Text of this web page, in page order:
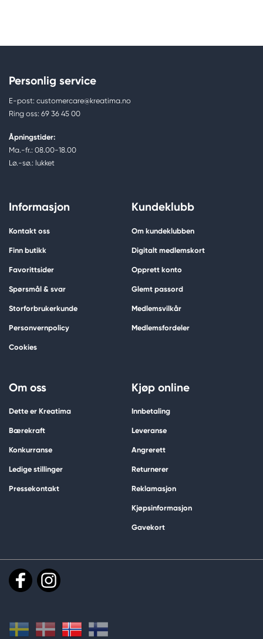
Personlig service
E-post: customercare@kreatima.no
Ring oss: 69 36 45 00
Åpningstider:
Ma.-fr.: 08.00-18.00
Lø.-sø.: lukket
Informasjon
Kontakt oss
Finn butikk
Favorittsider
Spørsmål & svar
Storforbrukerkunde
Personvernpolicy
Cookies
Kundeklubb
Om kundeklubben
Digitalt medlemskort
Opprett konto
Glemt passord
Medlemsvilkår
Medlemsfordeler
Om oss
Dette er Kreatima
Bærekraft
Konkurranse
Ledige stillinger
Pressekontakt
Kjøp online
Innbetaling
Leveranse
Angrerett
Returnerer
Reklamasjon
Kjøpsinformasjon
Gavekort